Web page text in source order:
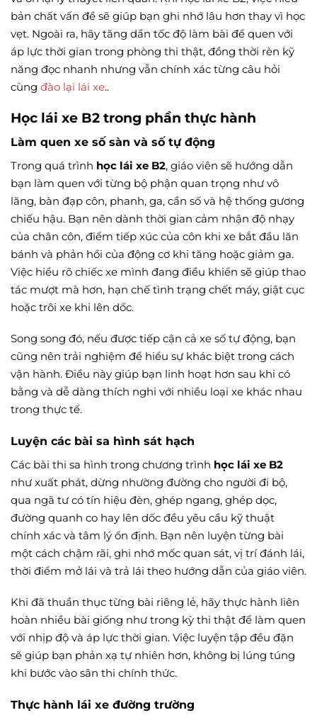
bản chất vấn đề sẽ giúp bạn ghi nhớ lâu hơn thay vì học
vẹt. Ngoài ra, hãy tăng dần tốc độ làm bài để quen với
áp lực thời gian trong phòng thi thật, đồng thời rèn kỹ
năng đọc nhanh nhưng vẫn chính xác từng câu hỏi
cùng đào lại lái xe..
Học lái xe B2 trong phần thực hành
Làm quen xe số sàn và số tự động
Trong quá trình học lái xe B2, giáo viên sẽ hướng dẫn
bạn làm quen với từng bộ phận quan trọng như vô
lăng, bàn đạp côn, phanh, ga, cần số và hệ thống gương
chiếu hậu. Bạn nên dành thời gian cảm nhận độ nhạy
của chân côn, điểm tiếp xúc của côn khi xe bắt đầu lăn
bánh và phản hồi của động cơ khi tăng hoặc giảm ga.
Việc hiểu rõ chiếc xe mình đang điều khiển sẽ giúp thao
tác mượt mà hơn, hạn chế tình trạng chết máy, giật cục
hoặc trôi xe khi lên dốc.
Song song đó, nếu được tiếp cận cả xe số tự động, bạn
cũng nên trải nghiệm để hiểu sự khác biệt trong cách
vận hành. Điều này giúp bạn linh hoạt hơn sau khi có
bằng và dễ dàng thích nghi với nhiều loại xe khác nhau
trong thực tế.
Luyện các bài sa hình sát hạch
Các bài thi sa hình trong chương trình học lái xe B2
như xuất phát, dừng nhường đường cho người đi bộ,
qua ngã tư có tín hiệu đèn, ghép ngang, ghép dọc,
đường quanh co hay lên dốc đều yêu cầu kỹ thuật
chính xác và tâm lý ổn định. Bạn nên luyện từng bài
một cách chậm rãi, ghi nhớ mốc quan sát, vị trí đánh lái,
thời điểm mở lái và trả lái theo hướng dẫn của giáo viên.
Khi đã thuần thục từng bài riêng lẻ, hãy thực hành liên
hoàn nhiều bài giống như trong kỳ thi thật để làm quen
với nhịp độ và áp lực thời gian. Việc luyện tập đều đặn
sẽ giúp bạn phản xạ tự nhiên hơn, không bị lúng túng
khi bước vào sân thi chính thức.
Thực hành lái xe đường trường